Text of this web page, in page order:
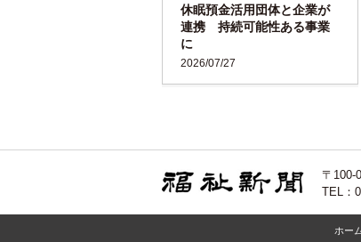
2026/07/27
休眠預金活用団体と企業が
連携 持続可能性ある事業
に
〒100-
TEL：
ホー